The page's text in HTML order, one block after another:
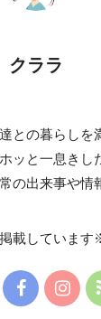
クララ
との暮らしを
ッと一息きし
の出来事や情
載しています